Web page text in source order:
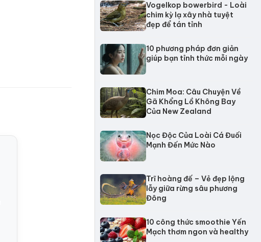
Vogelkop bowerbird - Loài
chim kỳ lạ xây nhà tuyệt
đẹp để tán tỉnh
10 phương pháp đơn giản
giúp bạn tỉnh thức mỗi ngày
Chim Moa: Câu Chuyện Về
Gã Khổng Lồ Không Bay
Của New Zealand
Nọc Độc Của Loài Cá Đuối
Mạnh Đến Mức Nào
Trĩ hoàng đế – Vẻ đẹp lộng
lẫy giữa rừng sâu phương
Đông
10 công thức smoothie Yến
Mạch thơm ngon và healthy